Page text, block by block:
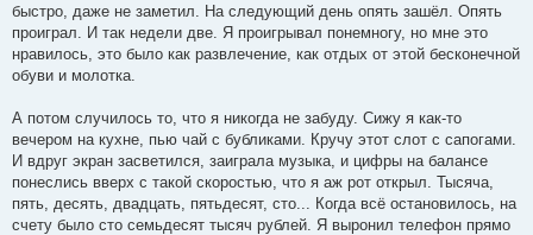
быстро, даже не заметил. На следующий день опять зашёл. Опять
проиграл. И так недели две. Я проигрывал понемногу, но мне это
нравилось, это было как развлечение, как отдых от этой бесконечной
обуви и молотка.
А потом случилось то, что я никогда не забуду. Сижу я как-то
вечером на кухне, пью чай с бубликами. Кручу этот слот с сапогами.
И вдруг экран засветился, заиграла музыка, и цифры на балансе
понеслись вверх с такой скоростью, что я аж рот открыл. Тысяча,
пять, десять, двадцать, пятьдесят, сто... Когда всё остановилось, на
счету было сто семьдесят тысяч рублей. Я выронил телефон прямо